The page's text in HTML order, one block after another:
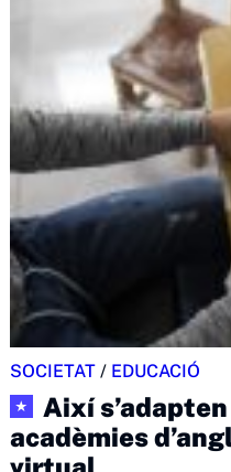
SOCIETAT / EDUCACIÓ
★
Així
acadèmies